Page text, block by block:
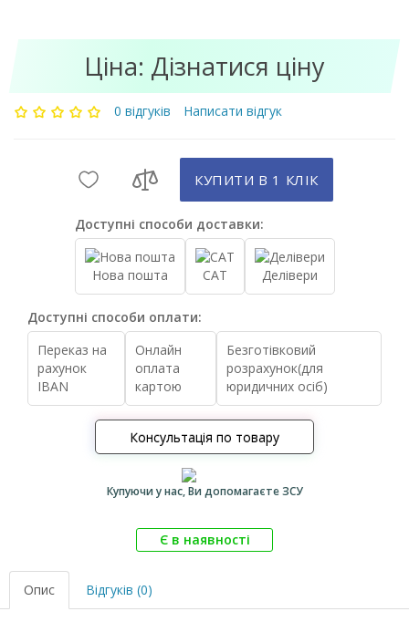
Ціна: Дізнатися ціну
0 відгуків Написати відгук
КУПИТИ В 1 КЛIК
Доступні способи доставки:
Нова пошта САТ Делівери
Доступні способи оплати:
Переказ на
рахунок
IBAN
Онлайн
оплата
картою
Безготівковий
розрахунок(для
юридичних осіб)
Консультація по товару
Купуючи у нас, Ви допомагаєте ЗСУ
Є в наявності
Опис Відгуків (0)